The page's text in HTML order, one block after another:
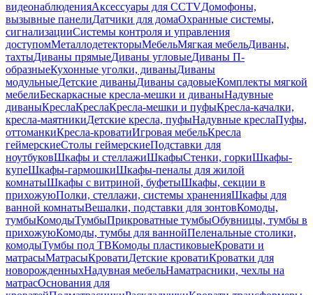
видеонаблюденияАксессуары для CCTVДомофоны,
вызывные панелиДатчики для домаОхранные системы,
сигнализацииСистемы контроля и управления
доступомМеталлодетекторыМебельМягкая мебельДиваны,
тахтыДиваны прямыеДиваны угловыеДиваны П-
образныеКухонные уголки, диваныДиваны
модульныеДетские диваныДиваны садовыеКомплекты мягкой
мебелиБескаркасные кресла-мешки и диваныНадувные
диваныКреслаКреслаКресла-мешки и пуфыКресла-качалки,
кресла-маятникиДетские кресла, пуфыНадувные креслаПуфы,
оттоманкиКресла-кроватиИгровая мебельКресла
геймерскиеСтолы геймерскиеПодставки для
ноутбуковШкафы и стеллажиШкафыСтенки, горкиШкафы-
купеШкафы-гармошкиШкафы-пеналы для жилой
комнатыШкафы с витриной, буфетыШкафы, секции в
прихожуюПолки, стеллажи, системы храненияШкафы для
ванной комнатыВешалки, подставки для зонтовКомоды,
тумбыКомодыТумбыПрикроватные тумбыОбувницы, тумбы в
прихожуюКомоды, тумбы для ваннойПеленальные столики,
комодыТумбы под ТВКомоды пластиковыеКровати и
матрасыМатрасыКроватиДетские кроватиКроватки для
новорожденныхНадувная мебельНаматрасники, чехлы на
матрасОснования для